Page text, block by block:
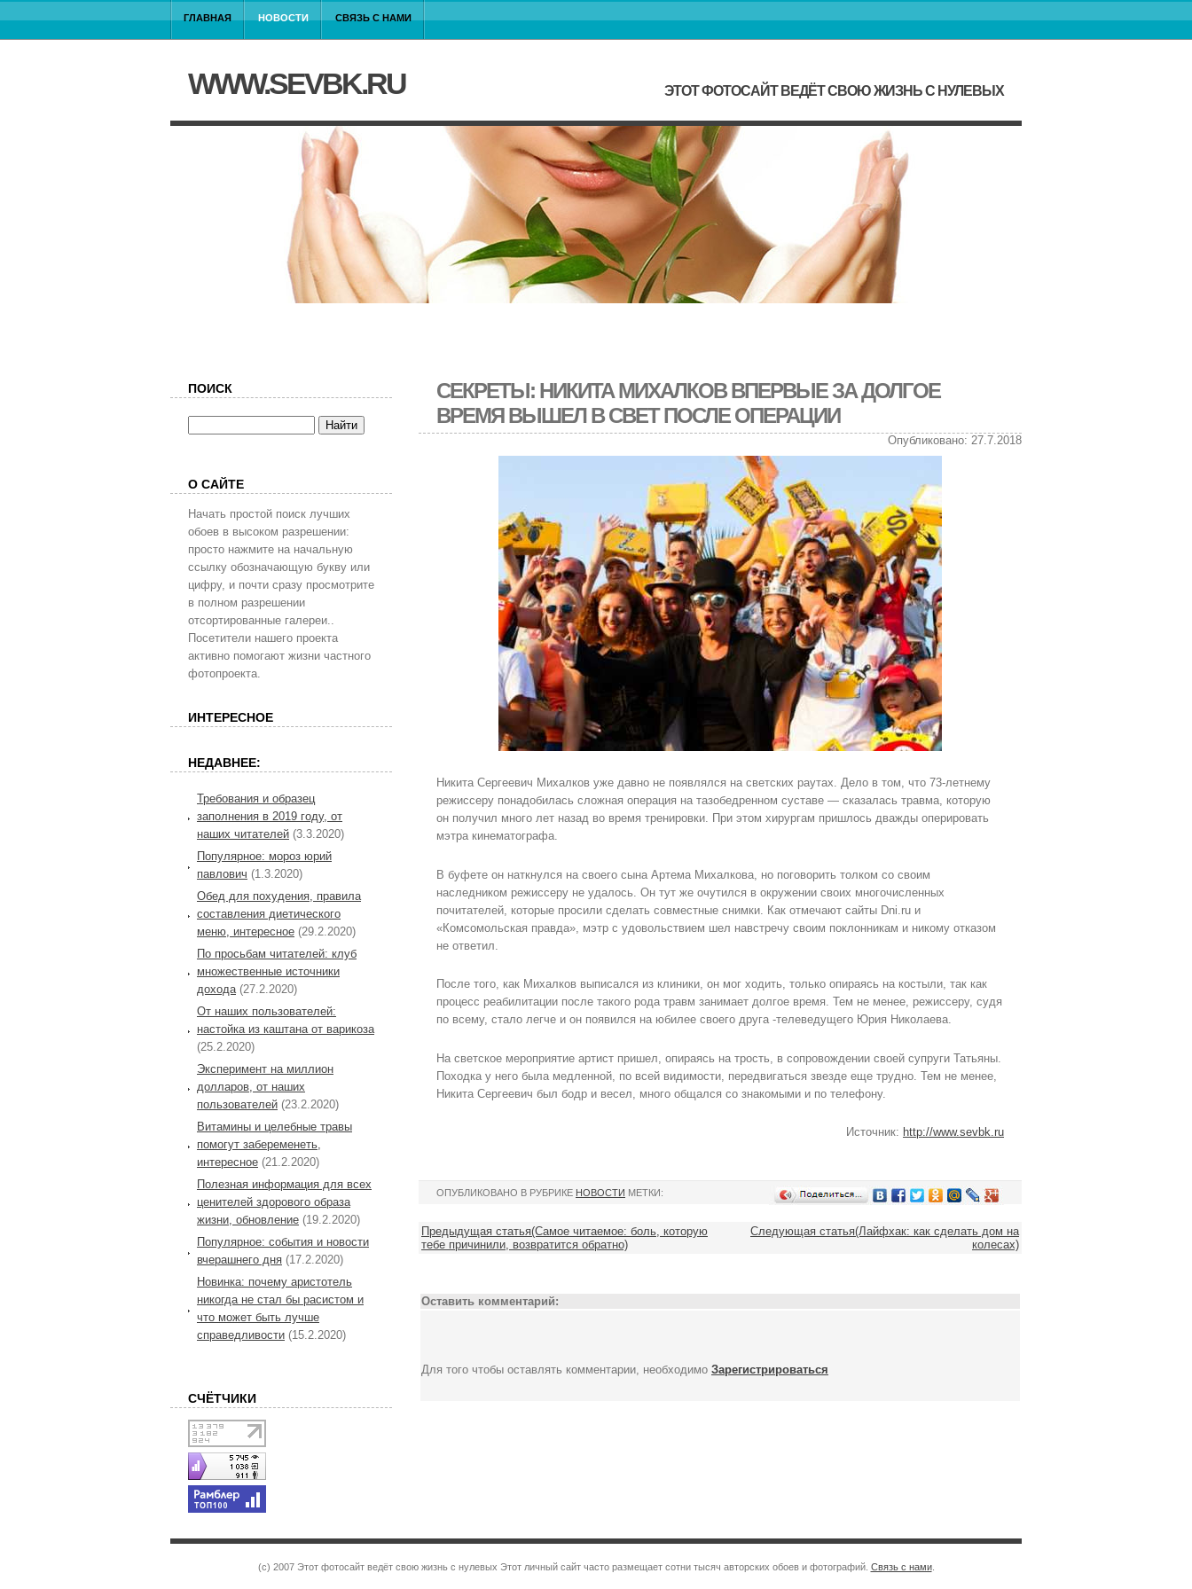
ГЛАВНАЯ НОВОСТИ СВЯЗЬ С НАМИ
WWW.SEVBK.RU ЭТОТ ФОТОСАЙТ ВЕДЁТ СВОЮ ЖИЗНЬ С НУЛЕВЫХ
СЕКРЕТЫ: НИКИТА МИХАЛКОВ ВПЕРВЫЕ ЗА ДОЛГОЕ
ВРЕМЯ ВЫШЕЛ В СВЕТ ПОСЛЕ ОПЕРАЦИИ
Опубликовано: 27.7.2018
Никита Сергеевич Михалков уже давно не появлялся на светских раутах. Дело в том, что 73-летнему
режиссеру понадобилась сложная операция на тазобедренном суставе — сказалась травма, которую
он получил много лет назад во время тренировки. При этом хирургам пришлось дважды оперировать
мэтра кинематографа.
В буфете он наткнулся на своего сына Артема Михалкова, но поговорить толком со своим
наследником режиссеру не удалось. Он тут же очутился в окружении своих многочисленных
почитателей, которые просили сделать совместные снимки. Как отмечают сайты Dni.ru и
«Комсомольская правда», мэтр с удовольствием шел навстречу своим поклонникам и никому отказом
не ответил.
После того, как Михалков выписался из клиники, он мог ходить, только опираясь на костыли, так как
процесс реабилитации после такого рода травм занимает долгое время. Тем не менее, режиссеру, судя
по всему, стало легче и он появился на юбилее своего друга -телеведущего Юрия Николаева.
На светское мероприятие артист пришел, опираясь на трость, в сопровождении своей супруги Татьяны.
Походка у него была медленной, по всей видимости, передвигаться звезде еще трудно. Тем не менее,
Никита Сергеевич был бодр и весел, много общался со знакомыми и по телефону.
Источник: http://www.sevbk.ru
ОПУБЛИКОВАНО В РУБРИКЕ НОВОСТИ МЕТКИ:
Предыдущая статья(Самое читаемое: боль, которую
тебе причинили, возвратится обратно)
Следующая статья(Лайфхак: как сделать дом на
колесах)
Оставить комментарий:
Для того чтобы оставлять комментарии, необходимо Зарегистрироваться
ПОИСК
О САЙТЕ
Начать простой поиск лучших
обоев в высоком разрешении:
просто нажмите на начальную
ссылку обозначающую букву или
цифру, и почти сразу просмотрите
в полном разрешении
отсортированные галереи..
Посетители нашего проекта
активно помогают жизни частного
фотопроекта.
ИНТЕРЕСНОЕ
НЕДАВНЕЕ:
Требования и образец
заполнения в 2019 году, от
наших читателей (3.3.2020)
Популярное: мороз юрий
павлович (1.3.2020)
Обед для похудения, правила
составления диетического
меню, интересное (29.2.2020)
По просьбам читателей: клуб
множественные источники
дохода (27.2.2020)
От наших пользователей:
настойка из каштана от варикоза
(25.2.2020)
Эксперимент на миллион
долларов, от наших
пользователей (23.2.2020)
Витамины и целебные травы
помогут забеременеть,
интересное (21.2.2020)
Полезная информация для всех
ценителей здорового образа
жизни, обновление (19.2.2020)
Популярное: события и новости
вчерашнего дня (17.2.2020)
Новинка: почему аристотель
никогда не стал бы расистом и
что может быть лучше
справедливости (15.2.2020)
СЧЁТЧИКИ
(c) 2007 Этот фотосайт ведёт свою жизнь с нулевых Этот личный сайт часто размещает сотни тысяч авторских обоев и фотографий. Связь с нами.